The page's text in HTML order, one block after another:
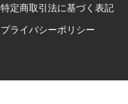
特定商取引法に基づく表記
プライバシーポリシー